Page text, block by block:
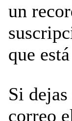
un
que
Si
correo